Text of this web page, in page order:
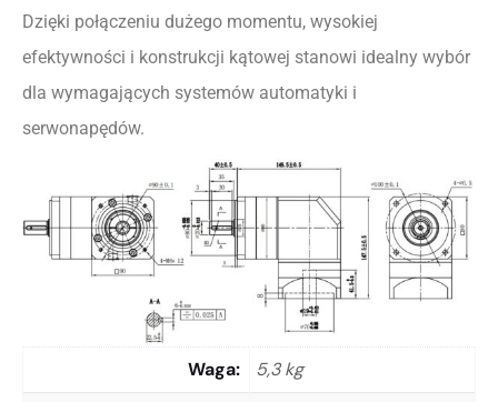
Dzięki połączeniu dużego momentu, wysokiej
efektywności i konstrukcji kątowej stanowi idealny wybór
dla wymagających systemów automatyki i
serwonapędów.
Waga
5,3 kg